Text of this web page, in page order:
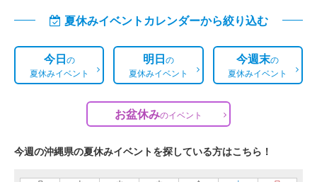
夏休みイベントカレンダーから絞り込む
今日の
夏休みイベント
明日の
夏休みイベント
今週末の
夏休みイベント
お盆休みのイベント
今週の沖縄県の夏休みイベントを探している方はこちら！